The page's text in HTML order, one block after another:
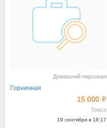
Домашний персонал
Горничная
15 000
Томск
19 сентября в 16:17